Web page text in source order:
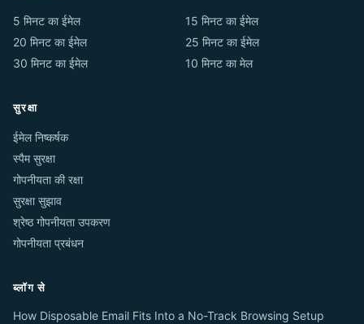
5 मिनट का ईमेल
15 मिनट का ईमेल
20 मिनट का ईमेल
25 मिनट का ईमेल
30 मिनट का ईमेल
10 मिनट का मेल
सुरक्षा
ईमेल निष्कर्षक
स्पैम सुरक्षा
गोपनीयता की रक्षा
सुरक्षा सुझाव
श्रेष्ठ गोपनीयता उपकरण
गोपनीयता प्रबंधन
ब्लॉग से
How Disposable Email Fits Into a No-Track Browsing Setup